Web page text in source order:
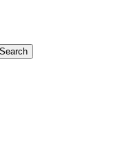
Search